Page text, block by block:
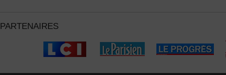
PARTENAIRES